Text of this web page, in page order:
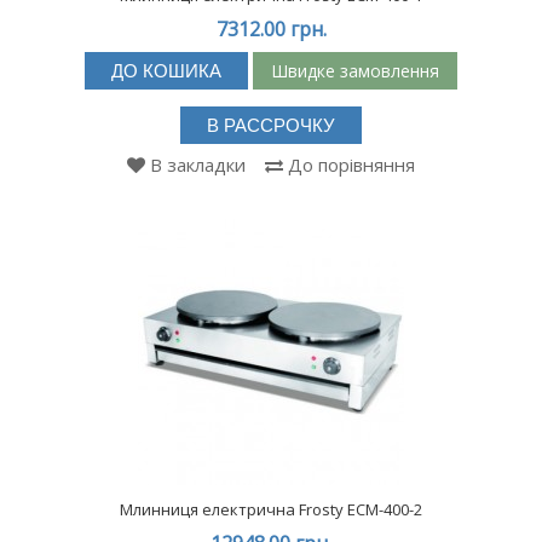
7312.00 грн.
ДО КОШИКА Швидке замовлення
В РАССРОЧКУ
В закладки До порівняння
Млинниця електрична Frosty ECM-400-2